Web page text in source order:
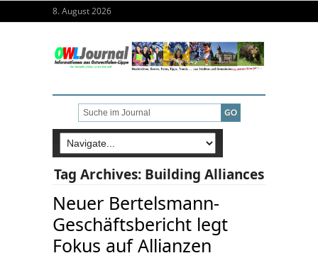
8. August 2026
Tag Archives: Building Alliances
Neuer Bertelsmann-
Geschäftsbericht legt
Fokus auf Allianzen